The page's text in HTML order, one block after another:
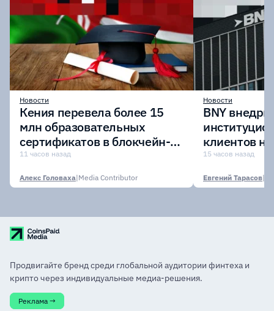
Новости
Кения перевела более 15
млн образовательных
сертификатов в блокчейн-
сеть Avalanche
11 часов назад
Алекс Головаха|Media Contributor
Новости
BNY
клиентов
Digital Asset
15 часов назад
Евгений Тарасов|
Продвигайте бренд среди глобальной аудитории финтеха и
крипто через индивидуальные медиа-решения.
Реклама →